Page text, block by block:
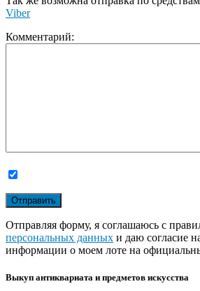
Viber
Комментарий:
Отправляя форму, я соглашаюсь с
персональных данных и даю согласие
информации о моем лоте на
Выкуп антиквариата и предметов искусства